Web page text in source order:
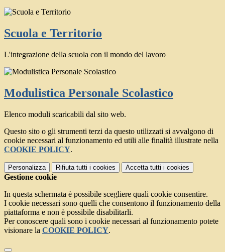
Scuola e Territorio
L'integrazione della scuola con il mondo del lavoro
Modulistica Personale Scolastico
Elenco moduli scaricabili dal sito web.
Questo sito o gli strumenti terzi da questo utilizzati si avvalgono di
cookie necessari al funzionamento ed utili alle finalità illustrate nella
COOKIE POLICY.
Personalizza Rifiuta tutti i cookies Accetta tutti i cookies
Gestione cookie
In questa schermata è possibile scegliere quali cookie consentire.
I cookie necessari sono quelli che consentono il funzionamento della
piattaforma e non è possibile disabilitarli.
Per conoscere quali sono i cookie necessari al funzionamento potete
visionare la COOKIE POLICY.